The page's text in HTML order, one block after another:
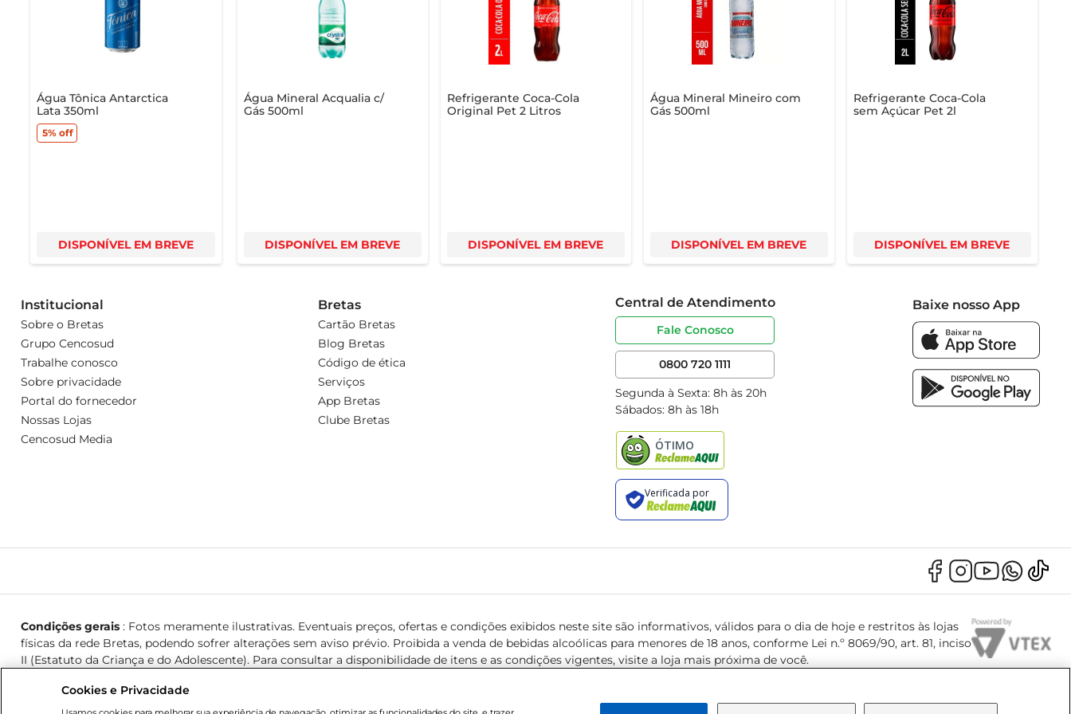
Explore nossa categoria de Bebida Não Alcoólica e aproveite os melhores preços e ofertas. Garantimos a qualidade e a conveniência que você
Água Tônica Antarctica
Lata 350ml
5% off
DISPONÍVEL EM BREVE
Água Mineral Acqualia c/
Gás 500ml
DISPONÍVEL EM BREVE
Refrigerante Coca-Cola
Original Pet 2 Litros
DISPONÍVEL EM BREVE
Água Mineral Mineiro com
Gás 500ml
DISPONÍVEL EM BREVE
Refrigerante Coca-Cola
sem Açúcar Pet 2l
DISPONÍVEL EM BREVE
Institucional
Sobre o Bretas
Grupo Cencosud
Trabalhe conosco
Sobre privacidade
Portal do fornecedor
Nossas Lojas
Cencosud Media
Bretas
Cartão Bretas
Blog Bretas
Código de ética
Serviços
App Bretas
Clube Bretas
Central de Atendimento
Fale Conosco
0800 720 1111
Segunda à Sexta: 8h às 20h
Sábados: 8h às 18h
Baixe nosso App
Condições gerais: Fotos meramente ilustrativas. Eventuais preços, ofertas e condições exibidos neste site são informativos, válidos para o dia de hoje e restritos às lojas
físicas da rede Bretas, podendo sofrer alterações sem aviso prévio. Proibida a venda de bebidas alcoólicas para menores de 18 anos, conforme Lei n.º 8069/90, art. 81, inciso
II (Estatuto da Criança e do Adolescente). Para consultar a disponibilidade de itens e as condições vigentes, visite a loja mais próxima de você.
Cookies e Privacidade